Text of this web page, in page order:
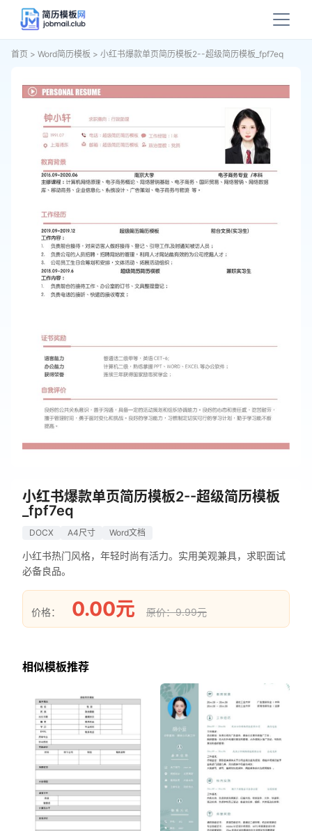
首页 > Word简历模板 > 小红书爆款单页简历模板2--超级简历模板_fpf7eq
小红书爆款单页简历模板2--超级简历模板
_fpf7eq
DOCX A4尺寸 Word文档
小红书热门风格，年轻时尚有活力。实用美观兼具，求职面试
必备良品。
价格： 0.00元 原价：9.99元
相似模板推荐